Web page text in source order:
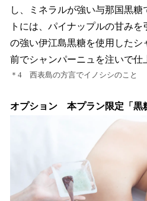
し、ミネラルが強い与那国黒
トには、パイナップルの甘み
の強い伊江島黒糖を使用したシ
前でシャンパーニュを注いで仕
＊4 西表島の方言でイノシシのこと
オプション 本プラン限定「黒